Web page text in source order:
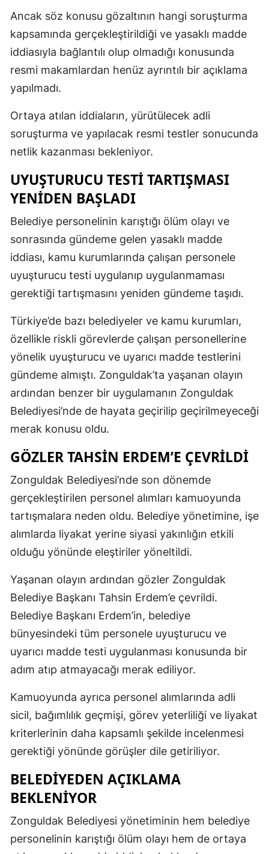
Ancak söz konusu gözaltının hangi soruşturma
kapsamında gerçekleştirildiği ve yasaklı madde
iddiasıyla bağlantılı olup olmadığı konusunda
resmi makamlardan henüz ayrıntılı bir açıklama
yapılmadı.
Ortaya atılan iddiaların, yürütülecek adli
soruşturma ve yapılacak resmi testler sonucunda
netlik kazanması bekleniyor.
UYUŞTURUCU TESTİ TARTIŞMASI
YENİDEN BAŞLADI
Belediye personelinin karıştığı ölüm olayı ve
sonrasında gündeme gelen yasaklı madde
iddiası, kamu kurumlarında çalışan personele
uyuşturucu testi uygulanıp uygulanmaması
gerektiği tartışmasını yeniden gündeme taşıdı.
Türkiye’de bazı belediyeler ve kamu kurumları,
özellikle riskli görevlerde çalışan personellerine
yönelik uyuşturucu ve uyarıcı madde testlerini
gündeme almıştı. Zonguldak’ta yaşanan olayın
ardından benzer bir uygulamanın Zonguldak
Belediyesi’nde de hayata geçirilip geçirilmeyeceği
merak konusu oldu.
GÖZLER TAHSİN ERDEM’E ÇEVRİLDİ
Zonguldak Belediyesi’nde son dönemde
gerçekleştirilen personel alımları kamuoyunda
tartışmalara neden oldu. Belediye yönetimine, işe
alımlarda liyakat yerine siyasi yakınlığın etkili
olduğu yönünde eleştiriler yöneltildi.
Yaşanan olayın ardından gözler Zonguldak
Belediye Başkanı Tahsin Erdem’e çevrildi.
Belediye Başkanı Erdem’in, belediye
bünyesindeki tüm personele uyuşturucu ve
uyarıcı madde testi uygulanması konusunda bir
adım atıp atmayacağı merak ediliyor.
Kamuoyunda ayrıca personel alımlarında adli
sicil, bağımlılık geçmişi, görev yeterliliği ve liyakat
kriterlerinin daha kapsamlı şekilde incelenmesi
gerektiği yönünde görüşler dile getiriliyor.
BELEDİYEDEN AÇIKLAMA
BEKLENİYOR
Zonguldak Belediyesi yönetiminin hem belediye
personelinin karıştığı ölüm olayı hem de ortaya